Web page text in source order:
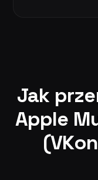
Jak
Apple